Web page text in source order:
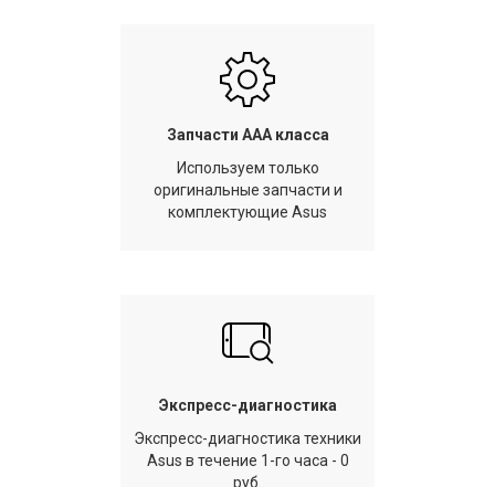
Запчасти AAA класса
Используем только
оригинальные запчасти и
комплектующие Asus
Экспресс-диагностика
Экспресс-диагностика техники
Asus в течение 1-го часа - 0
руб.